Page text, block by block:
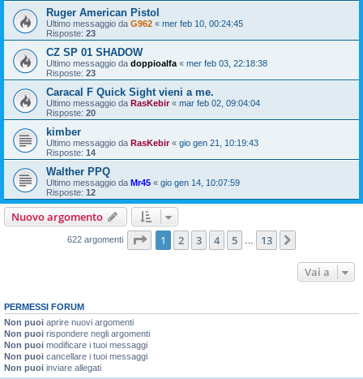
Ruger American Pistol
Ultimo messaggio da G962 « mer feb 10, 00:24:45
Risposte: 23
CZ SP 01 SHADOW
Ultimo messaggio da doppioalfa « mer feb 03, 22:18:38
Risposte: 23
Caracal F Quick Sight vieni a me.
Ultimo messaggio da RasKebir« mar feb 02, 09:04:04
Risposte: 20
kimber
Ultimo messaggio da RasKebir« gio gen 21, 10:19:43
Risposte: 14
Walther PPQ
Ultimo messaggio da Mr45 « gio gen 14, 10:07:59
Risposte: 12
Nuovo argomento
622 argomenti Pagina di 13
1 2 3 4 5 13
Vai a
PERMESSI FORUM
Non puoi aprire nuovi argomenti
Non puoi rispondere negli argomenti
Non puoi modificare i tuoi messaggi
Non puoi cancellare i tuoi messaggi
Non puoi inviare allegati